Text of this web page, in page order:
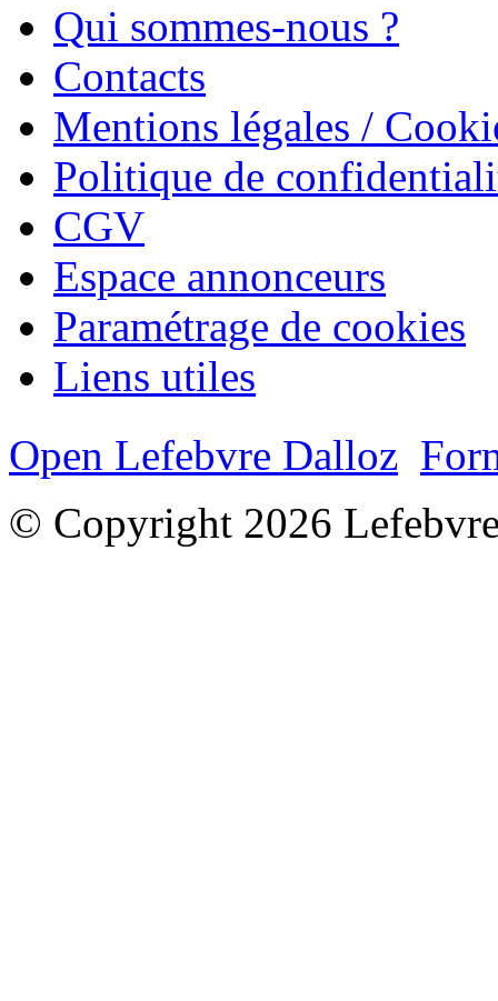
Qui sommes-nous ?
Contacts
Mentions légales /
Politique de
CGV
Espace annonceurs
Paramétrage de cookies
Liens utiles
Open Lefebvre Dalloz
© Copyright 2026